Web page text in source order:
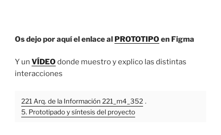
Os dejo por aquí el enlace al PROTOTIPO en Figma
Y un VÍDEO donde muestro y explico las distintas
interacciones
221 Arq. de la Información 221_m4_352 .
5. Prototipado y síntesis del proyecto